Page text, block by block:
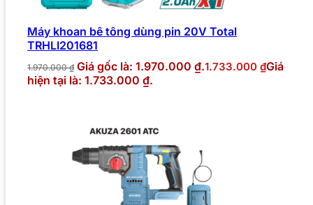
Máy khoan bê tông dùng pin 20V Total
TRHLI201681
1.970.000₫ Giá gốc là: 1.970.000 ₫.1.733.000 ₫Giá
hiện tại là: 1.733.000 ₫.